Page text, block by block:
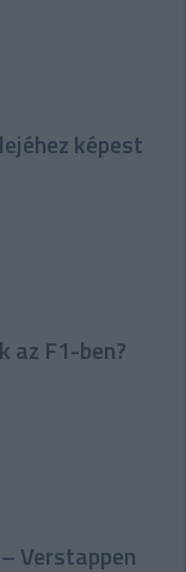
képest
F1-ben?
Verstappen